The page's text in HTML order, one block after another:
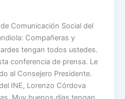
Comunicación Social del
Compañeras y
tengan todos ustedes.
conferencia de prensa. Le
al Consejero Presidente.
INE, Lorenzo Córdova